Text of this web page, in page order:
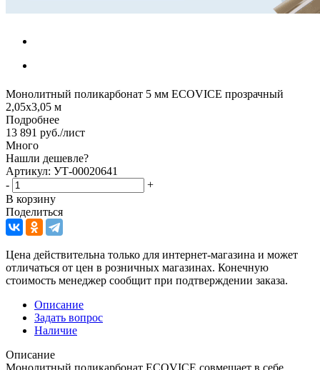
Монолитный поликарбонат 5 мм ECOVICE прозрачный
2,05х3,05 м
Подробнее
13 891 руб./лист
Много
Нашли дешевле?
Артикул: УТ-00020641
-
+
В корзину
Поделиться
Цена действительна только для интернет-магазина и может
отличаться от цен в розничных магазинах. Конечную
стоимость менеджер сообщит при подтверждении заказа.
Описание
Задать вопрос
Наличие
Описание
Монолитный поликарбонат ECOVICE совмещает в себе